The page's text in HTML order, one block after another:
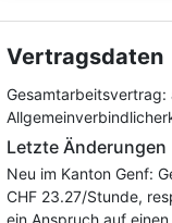
Vertragsdaten
Gesamtarbeitsvertrag:
Letzte Änderungen
Neu im Kanton Genf:
CHF 23.27/Stunde,
ein Anspruch auf